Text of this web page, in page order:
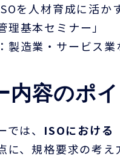
を人材育成に活か
理基本セミナー」
製造業・サービス業
内容のポ
は、 ISOにおける
に、規格要求の考え